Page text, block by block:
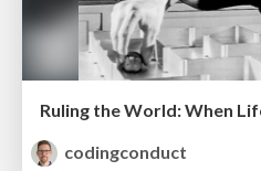
Ruling the World: When
codingconduct